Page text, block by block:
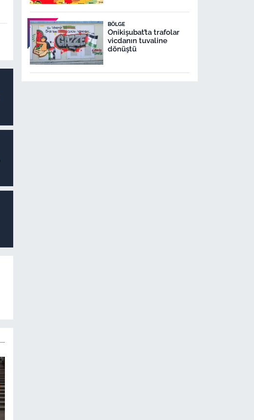
BÖLGE
Onikişubat’ta trafolar
vicdanın tuvaline
dönüştü